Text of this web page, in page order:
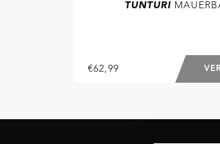
TUNTURI
€62,99